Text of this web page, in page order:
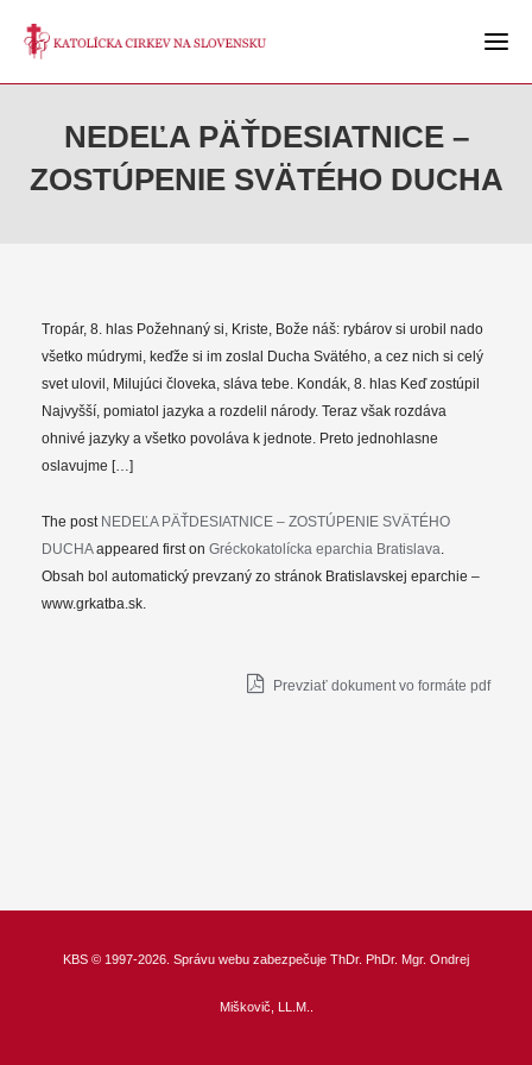
NEDEĽA PÄŤDESIATNICE –
ZOSTÚPENIE SVÄTÉHO DUCHA
Tropár, 8. hlas Požehnaný si, Kriste, Bože náš: rybárov si urobil nado
všetko múdrymi, keďže si im zoslal Ducha Svätého, a cez nich si celý
svet ulovil, Milujúci človeka, sláva tebe. Kondák, 8. hlas Keď zostúpil
Najvyšší, pomiatol jazyka a rozdelil národy. Teraz však rozdáva
ohnivé jazyky a všetko povoláva k jednote. Preto jednohlasne
oslavujme […]
The post NEDEĽA PÄŤDESIATNICE – ZOSTÚPENIE SVÄTÉHO
DUCHAappeared first on Gréckokatolícka eparchia Bratislava.
Obsah bol automatický prevzaný zo stránok Bratislavskej eparchie –
www.grkatba.sk.
Prevziať dokument vo formáte pdf
KBS © 1997-2026. Správu webu zabezpečuje ThDr. PhDr. Mgr. Ondrej
Miškovič, LL.M.